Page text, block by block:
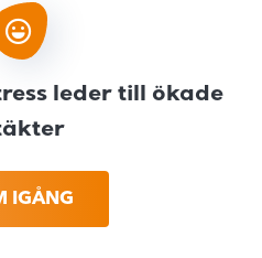
leder till ökade
IGÅNG